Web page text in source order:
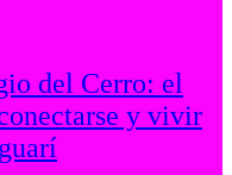
del Cerro: el
y vivir